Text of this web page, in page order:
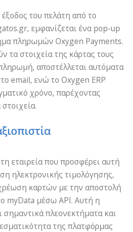
του πελάτη από το
εμφανίζεται ένα pop-up
πληρωμών Oxygen Payments.
τα στοιχεία της κάρτας τους
αποστέλλεται αυτόματα
email, ενώ το Oxygen ERP
χρόνο, παρέχοντας
εταιρεία που προσφέρει αυτή
ηλεκτρονικής τιμολόγησης,
καρτών με την αποστολή
myData μέσω API. Αυτή η
σημαντικά πλεονεκτήματα και
της πλατφόρμας